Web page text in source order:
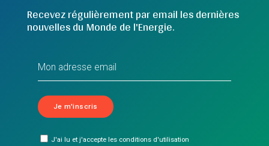
Recevez régulièrement par email les dernières
nouvelles du Monde de l'Energie.
J'ai lu et j'accepte les conditions d'utilisation